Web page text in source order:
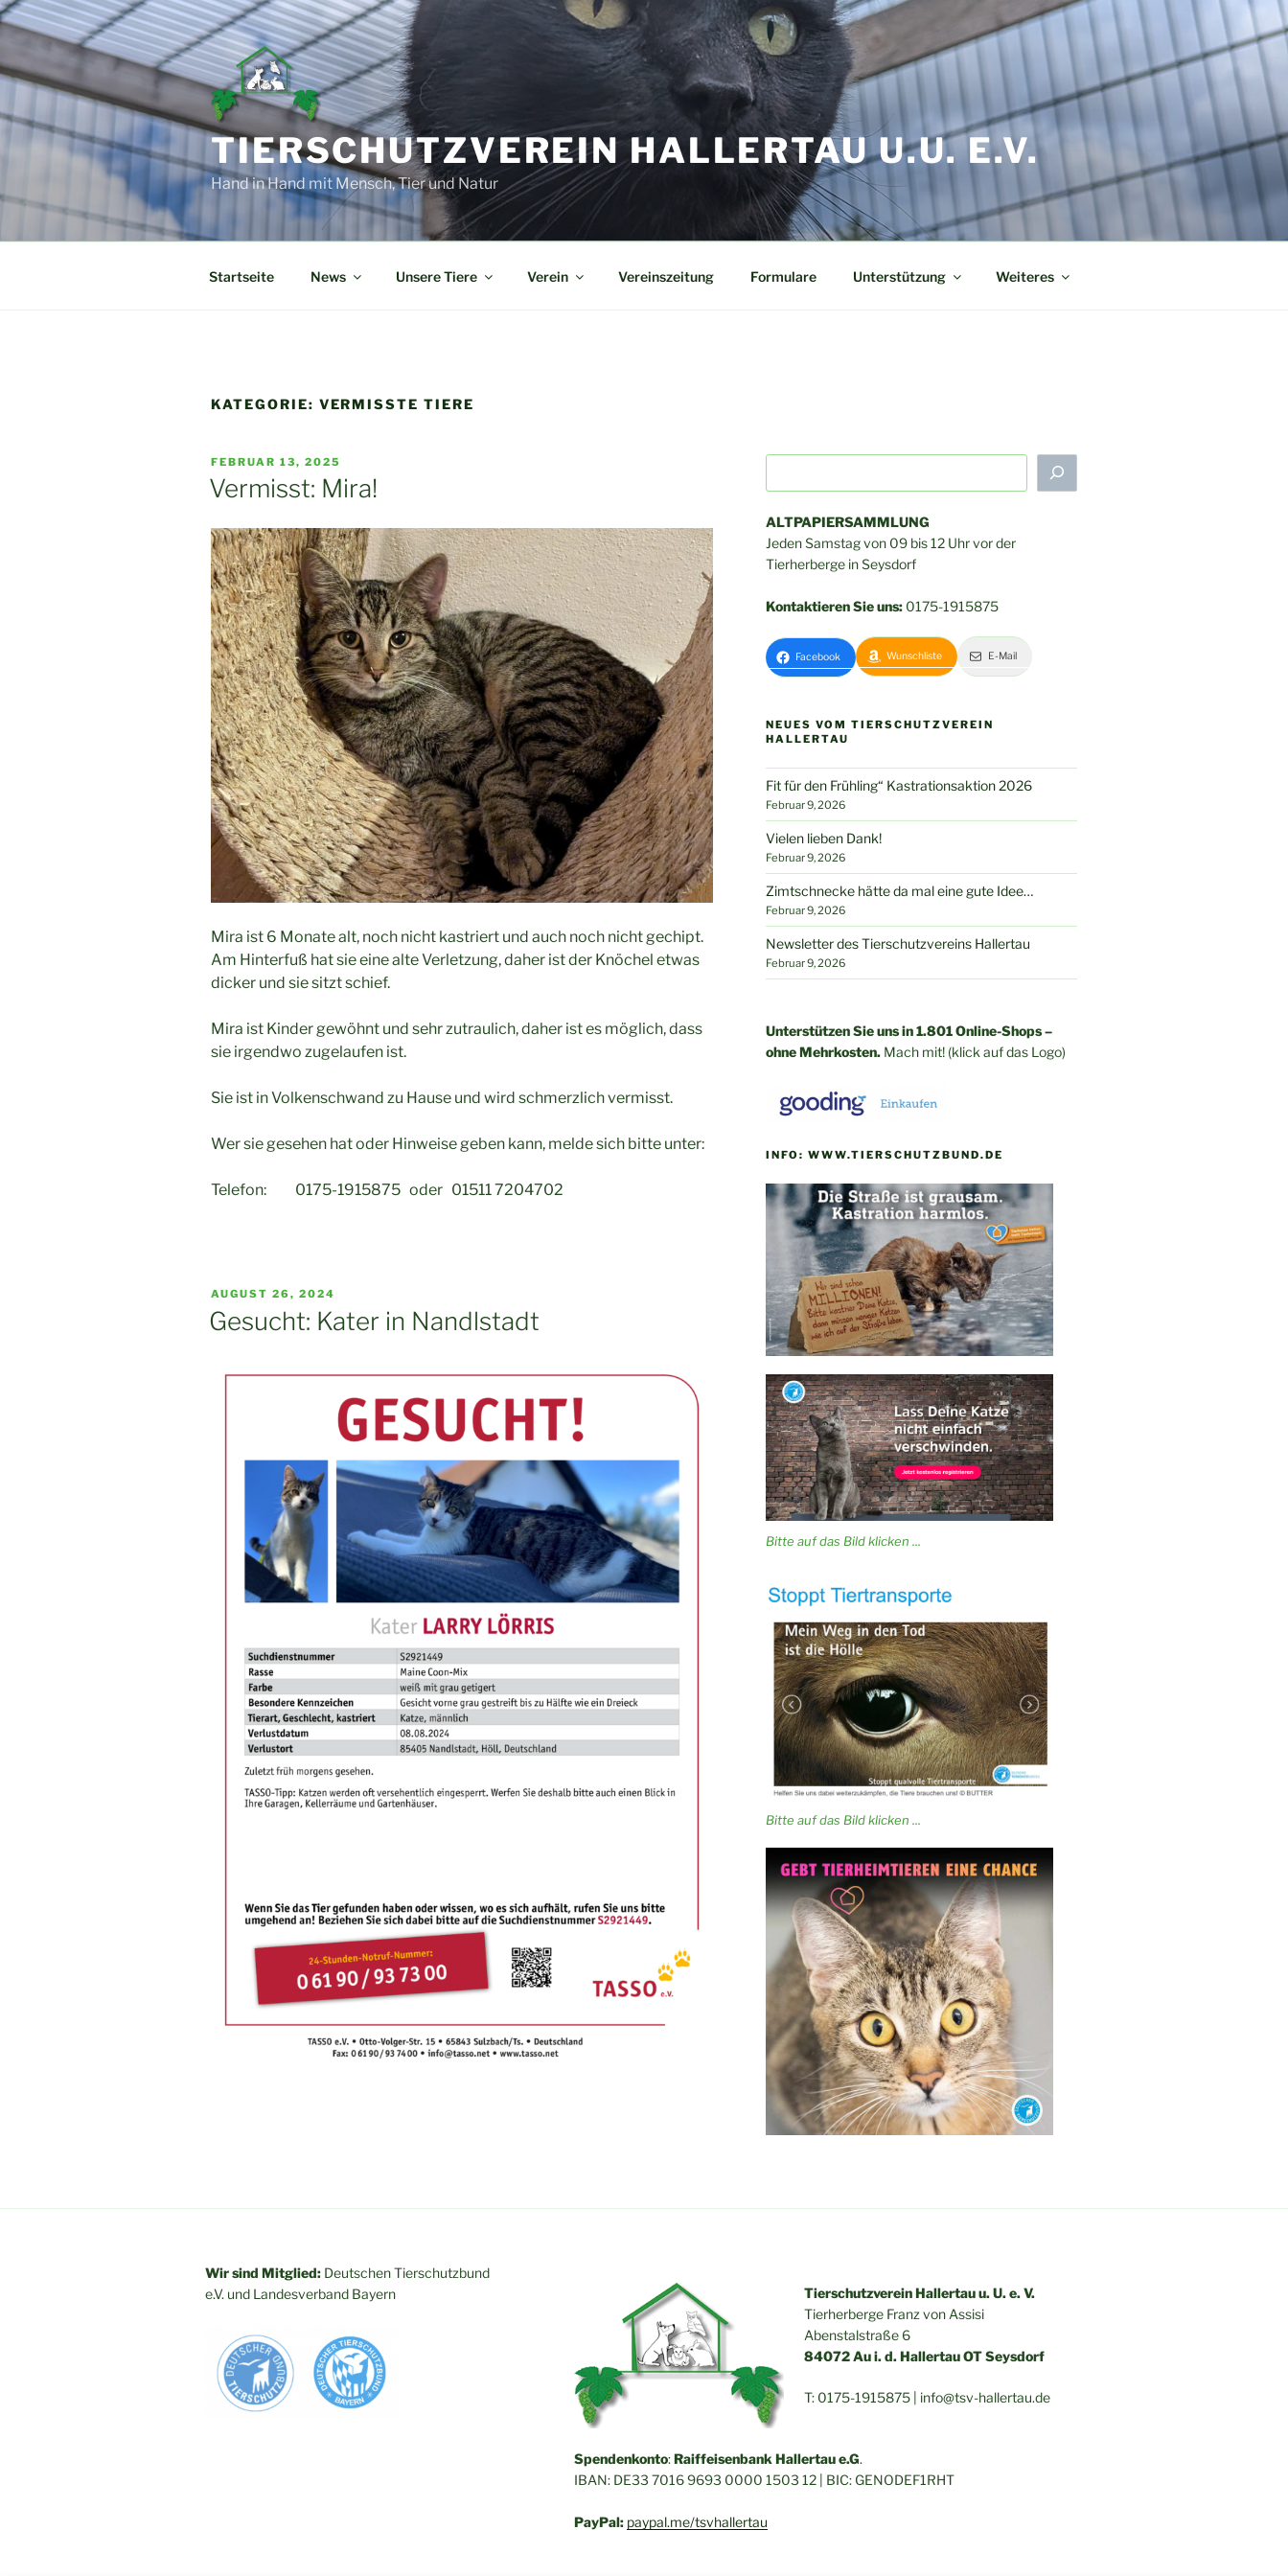
Zum
Inhalt
TIERSCHUTZVEREIN HALLERTAU U.U. E.V.
Hand in Hand mit Mensch, Tier und Natur
Startseite News Unsere Tiere Verein Vereinszeitung Formulare Unterstützung Weiteres
KATEGORIE: VERMISSTE TIERE
VERÖFFENTLICHT
AM
FEBRUAR 13, 2025
Vermisst: Mira!
Mira ist 6 Monate alt, noch nicht kastriert und auch noch nicht gechipt.
Am Hinterfuß hat sie eine alte Verletzung, daher ist der Knöchel etwas
dicker und sie sitzt schief.
Mira ist Kinder gewöhnt und sehr zutraulich, daher ist es möglich, dass
sie irgendwo zugelaufen ist.
Sie ist in Volkenschwand zu Hause und wird schmerzlich vermisst.
Wer sie gesehen hat oder Hinweise geben kann, melde sich bitte unter:
Telefon: 0175-1915875 oder 01511 7204702
VERÖFFENTLICHT
AM
AUGUST 26, 2024
Gesucht: Kater in Nandlstadt
ALTPAPIERSAMMLUNG
Jeden Samstag von 09 bis 12 Uhr vor der
Tierherberge in Seysdorf
Kontaktieren Sie uns: 0175-1915875
Facebook Wunschliste E-Mail
NEUES VOM TIERSCHUTZVEREIN
HALLERTAU
Fit für den Frühling“ Kastrationsaktion 2026
Februar 9, 2026
Vielen lieben Dank!
Februar 9, 2026
Zimtschnecke hätte da mal eine gute Idee…
Februar 9, 2026
Newsletter des Tierschutzvereins Hallertau
Februar 9, 2026
Unterstützen Sie uns in 1.801 Online-Shops –
ohne Mehrkosten. Mach mit! (klick auf das Logo)
INFO: WWW.TIERSCHUTZBUND.DE
Bitte auf das Bild klicken ...
Bitte auf das Bild klicken ...
Wir sind Mitglied: Deutschen Tierschutzbund
e.V. und Landesverband Bayern
Tierschutzverein Hallertau u. U. e. V.
Tierherberge Franz von Assisi
Abenstalstraße 6
84072 Au i. d. Hallertau OT Seysdorf
T: 0175-1915875 | info@tsv-hallertau.de
Spendenkonto:Raiffeisenbank Hallertau e.G.
IBAN: DE33 7016 9693 0000 1503 12 | BIC: GENODEF1RHT
PayPal: paypal.me/tsvhallertau